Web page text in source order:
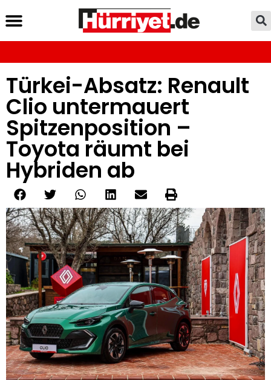
Türkei-Absatz: Renault
Clio untermauert
Spitzenposition –
Toyota räumt bei
Hybriden ab